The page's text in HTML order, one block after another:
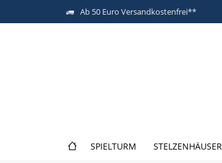
Ab 50 Euro Versandkostenfrei**
SPIELTURM STELZENHÄUSER